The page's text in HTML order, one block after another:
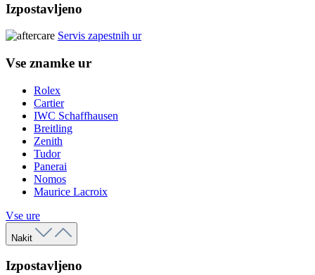
Izpostavljeno
Servis zapestnih ur
Vse znamke ur
Rolex
Cartier
IWC Schaffhausen
Breitling
Zenith
Tudor
Panerai
Nomos
Maurice Lacroix
Vse ure
Nakit
Izpostavljeno